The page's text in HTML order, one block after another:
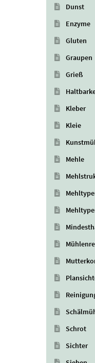
Dunst
Enzyme
Gluten
Graupen
Grieß
Kleber
Kleie
Mehle
Schrot
Sichter